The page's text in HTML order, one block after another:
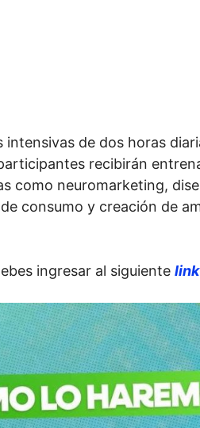
intensivas de dos horas
recibirán
como neuromarketing,
consumo y creación de
ingresar al siguiente link